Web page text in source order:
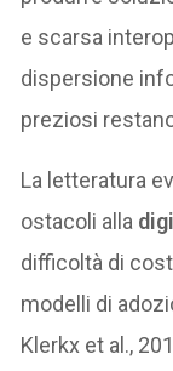
e scarsa
dispersione
preziosi
La letteratura
ostacoli alla
difficoltà di
modelli di
Klerkx et al.,